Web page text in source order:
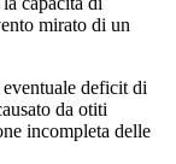
mirato di un
deficit di
da otiti
incompleta delle